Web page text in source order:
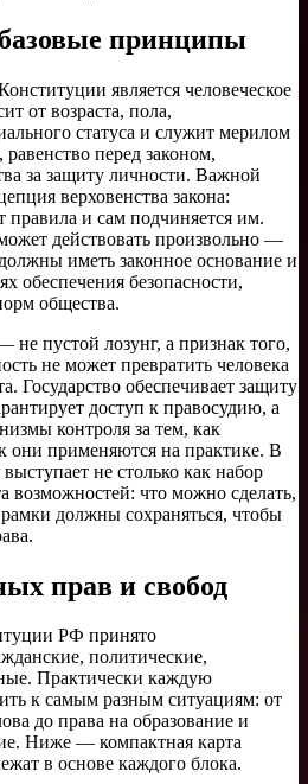
принципы
является человеческое
от возраста, пола,
статуса и служит мерилом
равенство перед законом,
за защиту личности. Важной
верховенства закона:
правила и сам подчиняется им.
действовать произвольно —
иметь законное основание и
обеспечения безопасности,
общества.
не пустой лозунг, а признак того,
не может превратить человека
Государство обеспечивает защиту
доступ к правосудию, а
контроля за тем, как
они применяются на практике. В
не столько как набор
возможностей: что можно сделать,
должны сохраняться, чтобы
прав и свобод
РФ принято
политические,
Практически каждую
к самым разным ситуациям: от
до права на образование и
Ниже — компактная карта
в основе каждого блока.